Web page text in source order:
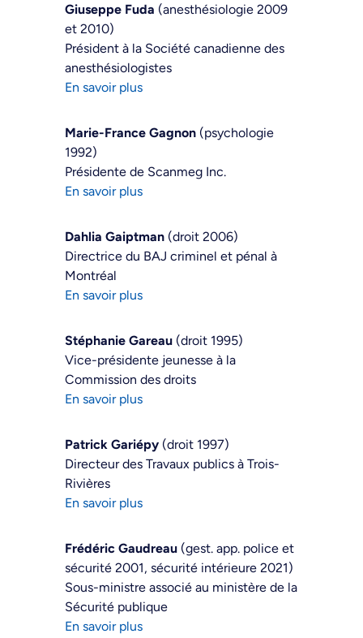
Giuseppe Fuda (anesthésiologie 2009
et 2010)
Président à la Société canadienne des
anesthésiologistes
En savoir plus
Marie-France Gagnon (psychologie
1992)
Présidente de Scanmeg Inc.
En savoir plus
Dahlia Gaiptman (droit 2006)
Directrice du BAJ criminel et pénal à
Montréal
En savoir plus
Stéphanie Gareau (droit 1995)
Vice-présidente jeunesse à la
Commission des droits
En savoir plus
Patrick Gariépy (droit 1997)
Directeur des Travaux publics à Trois-
Rivières
En savoir plus
Frédéric Gaudreau (gest. app. police et
sécurité 2001, sécurité intérieure 2021)
Sous-ministre associé au ministère de la
Sécurité publique
En savoir plus